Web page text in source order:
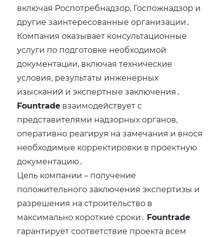
включая Роспотребнадзор‚ Госпожнадзор и
другие заинтересованные организации․
Компания оказывает консультационные
услуги по подготовке необходимой
документации‚ включая технические
условия‚ результаты инженерных
изысканий и экспертные заключения․
Fountrade взаимодействует с
представителями надзорных органов‚
оперативно реагируя на замечания и внося
необходимые корректировки в проектную
документацию․
Цель компании – получение
положительного заключения экспертизы и
разрешения на строительство в
максимально короткие сроки․ Fountrade
гарантирует соответствие проекта всем